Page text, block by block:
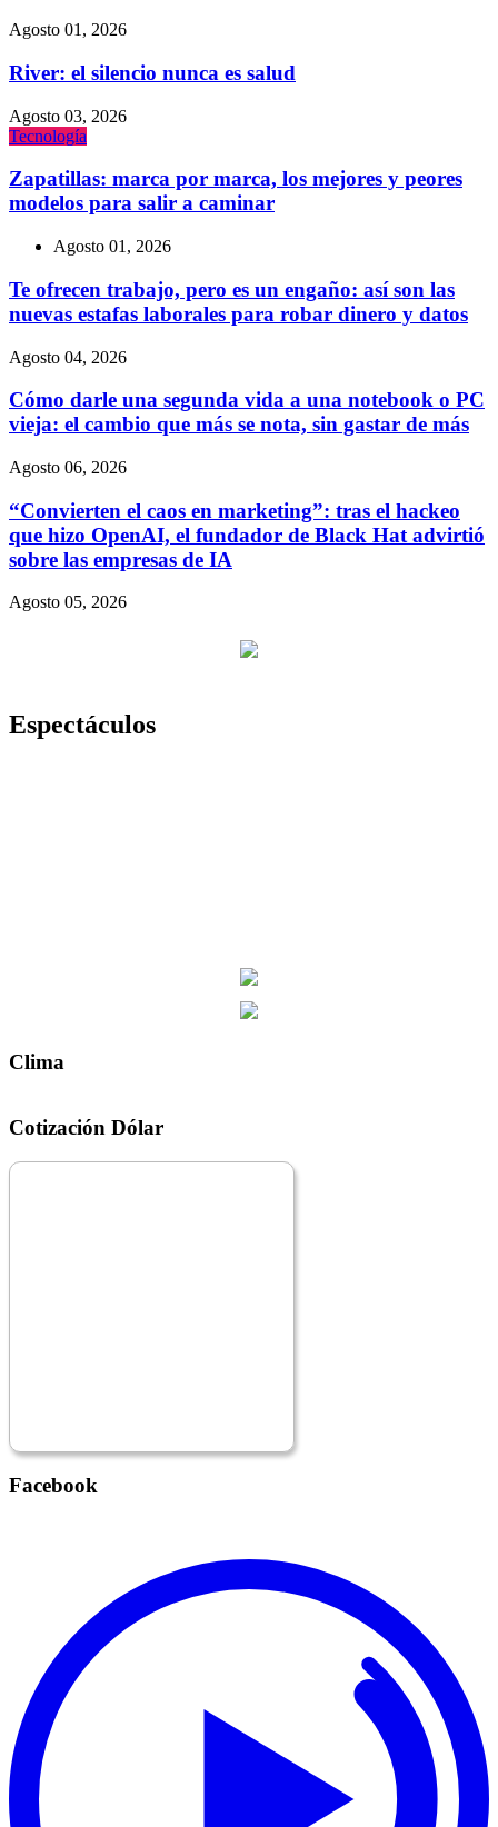
Agosto 01, 2026
River: el silencio nunca es salud
Agosto 03, 2026
Tecnologí­a
Zapatillas: marca por marca, los mejores y peores
modelos para salir a caminar
Agosto 01, 2026
Te ofrecen trabajo, pero es un engaño: así son las
nuevas estafas laborales para robar dinero y datos
Agosto 04, 2026
Cómo darle una segunda vida a una notebook o PC
vieja: el cambio que más se nota, sin gastar de más
Agosto 06, 2026
“Convierten el caos en marketing”: tras el hackeo
que hizo OpenAI, el fundador de Black Hat advirtió
sobre las empresas de IA
Agosto 05, 2026
Espectáculos
Clima
Cotización Dólar
Facebook